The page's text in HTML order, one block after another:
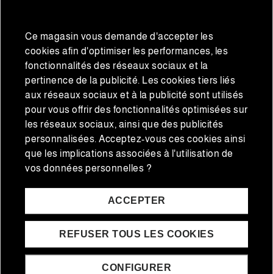
Palette de Bellota 5J
100% Ibérique 5 Jotas
4,5-5 kg/pièce
182,00 €227,50 €
Prix normal
AJOUTER AU PANIER
Vins
Azabache Reserva DOCa
Rioja - Caisse de 6
41,00 €45,00 €
AJOUTER AU PANIER
Ce magasin vous demande d'accepter les
cookies afin d'optimiser les performances, les
fonctionnalités des réseaux sociaux et la
pertinence de la publicité. Les cookies tiers liés
aux réseaux sociaux et à la publicité sont utilisés
pour vous offrir des fonctionnalités optimisées sur
les réseaux sociaux, ainsi que des publicités
personnalisées. Acceptez-vous ces cookies ainsi
que les implications associées à l'utilisation de
vos données personnelles ?
ACCEPTER
REFUSER TOUS LES COOKIES
CONFIGURER